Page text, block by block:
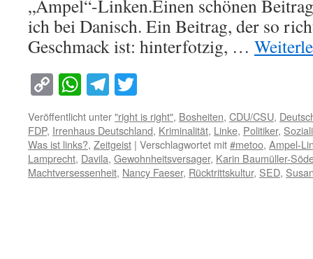
„Ampel“-Linken.Einen schönen
ich bei Danisch. Ein Beitrag, der so
Geschmack ist: hinterfotzig, …
Copy
Link
WhatsApp
Telegram
Veröffentlicht unter"right is right", Bosheiten, CDU/CSU,
FDP, Irrenhaus Deutschland, Kriminalität, Linke, Politiker,
Was ist links?, Zeitgeist | Verschlagwortet mit#metoo, Ampel-
Lamprecht, Davila, Gewohnheitsversager, Karin Baumüller-
Machtversessenheit, Nancy Faeser, Rücktrittskultur, SED,